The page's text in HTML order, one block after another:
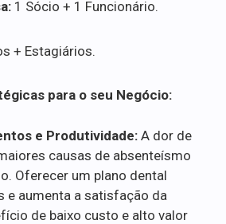
1 Sócio + 1 Funcionário.
+ Estagiários.
para o seu Negócio:
e Produtividade: A dor de
causas de absenteísmo
Oferecer um plano dental
e aumenta a satisfação da
de baixo custo e alto valor